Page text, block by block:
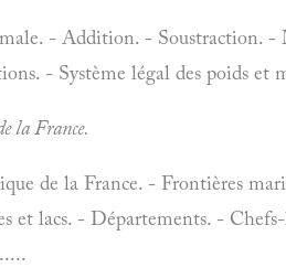
- Addition. - Soustraction.
- Système légal des poids
la France.
de la France. - Frontières
et lacs. - Départements. -